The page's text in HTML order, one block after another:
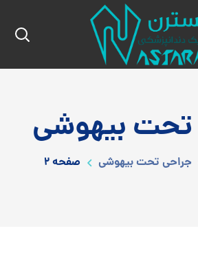
تحت بیهوشی
جراحی تحت بیهوشی صفحه 2